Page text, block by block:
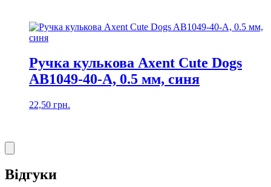
Ручка кулькова Axent Cute Dogs
AB1049-40-A, 0.5 мм, синя
22,50 грн.
Відгуки